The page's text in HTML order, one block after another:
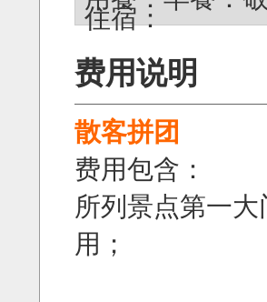
住宿：
费用说明
散客拼团
费用包含：
所列景点第一
用；